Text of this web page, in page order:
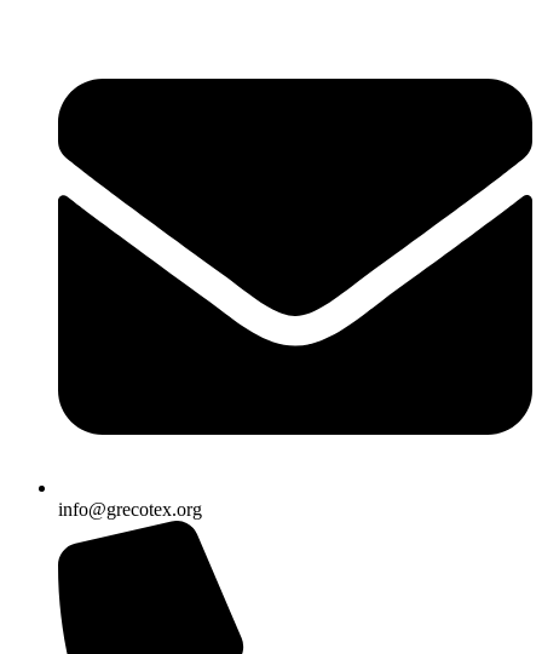
info@grecotex.org